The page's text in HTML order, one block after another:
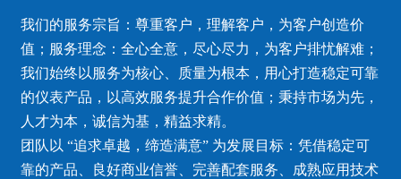
我们的服务宗旨：尊重客户，理解客户，为客户创造价
值；服务理念：全心全意，尽心尽力，为客户排忧解难；
我们始终以服务为核心、质量为根本，用心打造稳定可靠
的仪表产品，以高效服务提升合作价值；秉持市场为先，
人才为本，诚信为基，精益求精。
团队以 “追求卓越，缔造满意” 为发展目标：凭借稳定可
靠的产品、良好商业信誉、完善配套服务、成熟应用技术